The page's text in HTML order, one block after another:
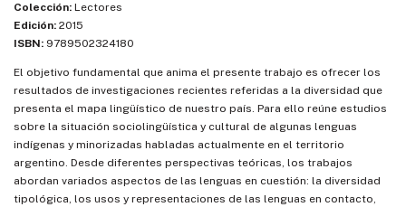
Colección: Lectores
Edición: 2015
ISBN: 9789502324180
El objetivo fundamental que anima el presente trabajo es ofrecer los
resultados de investigaciones recientes referidas a la diversidad que
presenta el mapa lingüístico de nuestro país. Para ello reúne estudios
sobre la situación sociolingüística y cultural de algunas lenguas
indígenas y minorizadas habladas actualmente en el territorio
argentino. Desde diferentes perspectivas teóricas, los trabajos
abordan variados aspectos de las lenguas en cuestión: la diversidad
tipológica, los usos y representaciones de las lenguas en contacto,